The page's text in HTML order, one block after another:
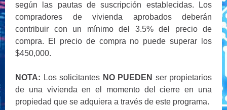
según las pautas de suscripción establecidas. Los
compradores de vivienda aprobados deberán
contribuir con un mínimo del 3.5% del precio de
compra. El precio de compra no puede superar los
$450,000.
NOTA: Los solicitantes NO PUEDEN ser propietarios
de una vivienda en el momento del cierre en una
propiedad que se adquiera a través de este programa.